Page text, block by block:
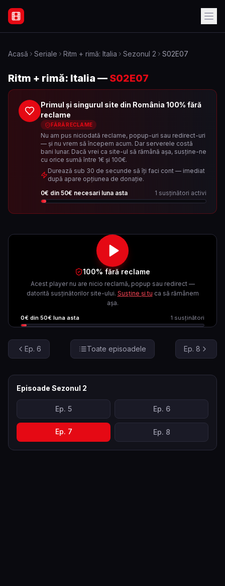
Filme Online Subtitrate - Acasă
Acasă Seriale Ritm + rimă: Italia Sezonul 2 S02E07
Ritm + rimă: Italia — S02E07
Primul și singurul site din România 100% fără
reclame
FĂRĂ RECLAME
Nu am pus niciodată reclame, popup-uri sau redirect-uri
— și nu vrem să începem acum. Dar serverele costă
bani lunar. Dacă vrei ca site-ul să rămână așa, susține-ne
cu orice sumă între 1€ și 100€.
Durează sub 30 de secunde să îți faci cont — imediat
după apare opțiunea de donație.
0€ din 50€ necesari luna asta 1 susținători activi
100% fără reclame
Acest player nu are nicio reclamă, popup sau redirect —
datorită susținătorilor site-ului. Susține și tu ca să rămânem
așa.
0€ din 50€ luna asta 1 susținători
Ep. 6 Toate episoadele Ep. 8
Episoade Sezonul 2
Ep. 5 Ep. 6
Ep. 7 Ep. 8